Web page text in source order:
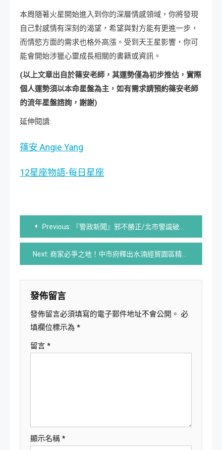
本周隨著火星開始進入到你的深層情感領域，你將發現
自己對感情有深刻的渴望，希望與對方能有更進一步，
而情慾方面的需求也格外高漲。受到天王星影響，你可
能會開始涉獵心靈成長相關的書籍或資訊。
(以上文章出自於篠安老師，其運勢僅為初步推估，實際
個人運勢須以本命星盤為主，如有需求請預約篠安老師
的流年星盤諮詢，謝謝)
延伸閱讀:
篠安 Angie Yang
12星座物語-每日星座
文
章
導
覽
Previous: 『警政新聞』邪不勝正/北市警識破女乘客藏毒謊報身分 驚見大量神仙水！
Next: 商家必爭之地！中市府釋出水湳經貿園區精華區 經貿段6、8地號熱烈招商中
發佈留言
發佈留言必須填寫的電子郵件地址不會公開。 必
填欄位標示為 *
留言 *
顯示名稱 *